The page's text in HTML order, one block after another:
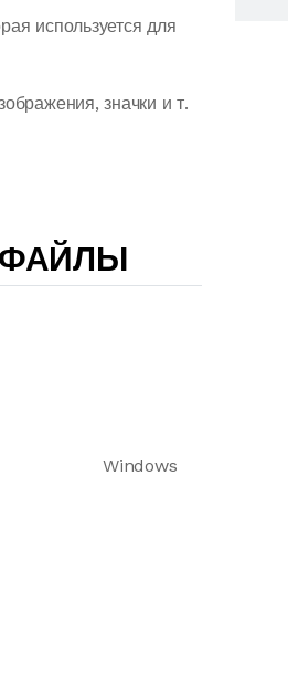
используется для
значки и т.
ФАЙЛЫ
Windows